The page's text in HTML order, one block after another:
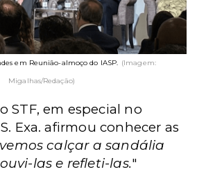
em Reunião-almoço do IASP. (Imagem:
Migalhas/Redação)
STF, em especial no
Exa. afirmou conhecer as
calçar a sandália
las e refleti-las."